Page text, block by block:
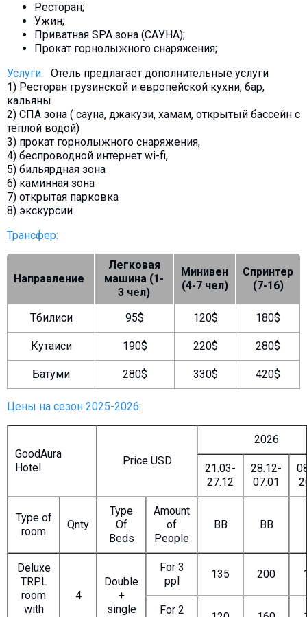
Ресторан;
Ужин;
Приватная SPA зона (САУНА);
Прокат горнолыжного снаряжения;
Услуги:
Отель предлагает дополнительные услуги
1) Ресторан грузинской и европейской кухни, бар,
кальяны
2) СПА зона ( сауна, джакузи, хамам, открытый бассейн с
теплой водой)
3) прокат горнолыжного снаряжения,
4) беспроводной интернет wi-fi,
5) бильярдная зона
6) каминная зона
7) открытая парковка
8) экскурсии
Трансфер:
Направление
Легковая
машина (1-
3 чел)
Минивен
(4-7 чел)
Спринтер
(7-16)
Тбилиси 95$ 120$ 180$
Кутаиси 190$ 220$ 280$
Батуми 280$ 330$ 420$
Цены на сезон 2025-2026:
GoodAura
Hotel
Price USD
2026
21.03-
27.12
28.12-
07.01
Type of
room
Qnty
Type
Of
Beds
Amount
of
People
BB BB
Deluxe
TRPL
room
with
4
Double
+
single
For 3
ppl
135 200
For 2